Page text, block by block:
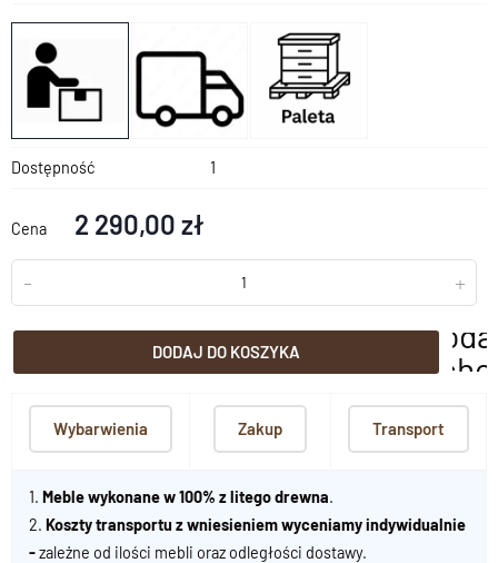
Dostępność 1
Cena 2 290,00 zł
- +
DODAJ DO KOSZYKA
Wybarwienia Zakup Transport
1. Meble wykonane w 100% z litego drewna.
2. Koszty transportu z wniesieniem wyceniamy indywidualnie
-zależne od ilości mebli oraz odległości dostawy.